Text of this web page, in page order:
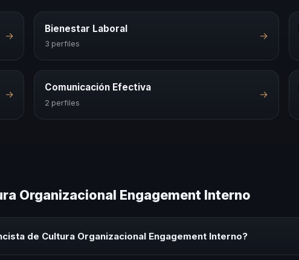
→
Bienestar Laboral
3 perfiles
→
→
Comunicación Efectiva
2 perfiles
→
Organizacional Engagement Interno
de Cultura Organizacional Engagement Interno?